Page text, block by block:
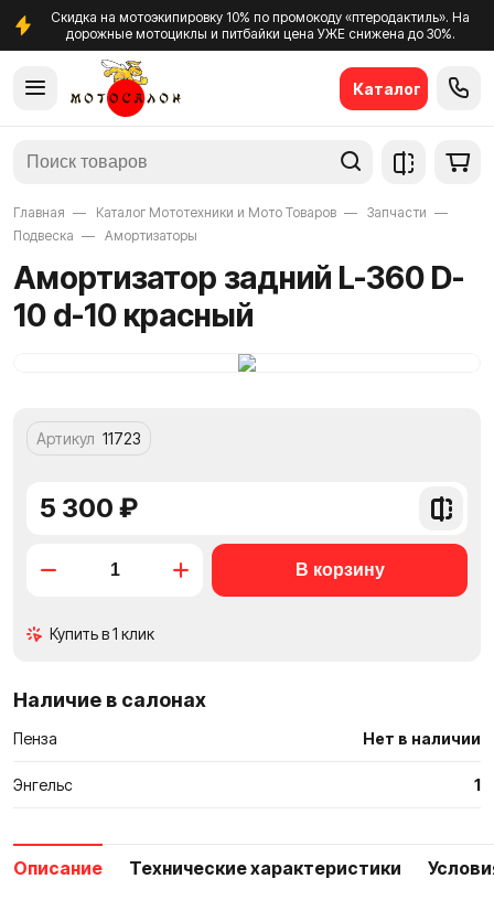
Скидка на мотоэкипировку 10% по промокоду «птеродактиль». На
дорожные мотоциклы и питбайки цена УЖЕ снижена до 30%.
Каталог
Главная Каталог Мототехники и Мото Товаров
Запчасти
Подвеска
Амортизаторы
Амортизатор задний L-360 D-
10 d-10 красный
Артикул 11723
5 300 ₽
Купить в 1 клик
Наличие в салонах
Пенза Нет в наличии
Энгельс 1
Описание Технические характеристики